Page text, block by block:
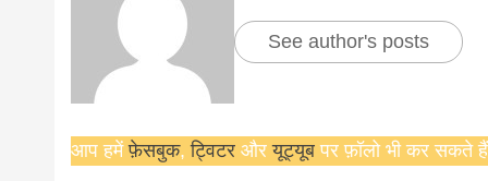
See author's posts
आप हमेंफ़ेसबुक,ट्विटरऔरयूट्यूब पर फ़ॉलो भी कर सकते